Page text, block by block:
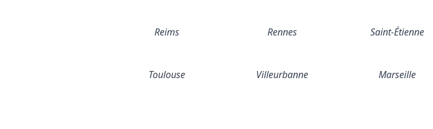
Reims Rennes Saint-Étienne
Toulouse Villeurbanne Marseille